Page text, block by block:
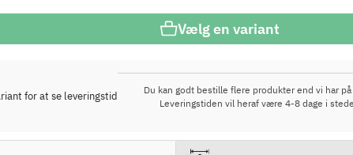
Vælg en variant
for at se leveringstid
Du kan godt bestille flere produkter end vi har på
Leveringstiden vil heraf være 4-8 dage i